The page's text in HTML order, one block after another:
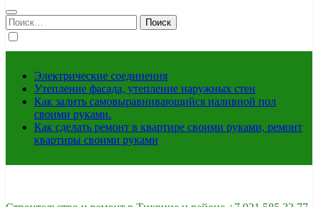
Найти:
Электрические соединения
Утепление фасада, утепление наружных стен
Как залить самовыравнивающийся наливной пол
своими руками.
Как сделать ремонт в квартире своими руками, ремонт
квартиры своими руками